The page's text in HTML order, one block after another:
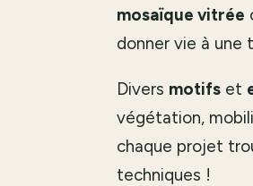
mosaïque vitrée
donner vie à une
Divers motifs et
végétation,
chaque projet
techniques !